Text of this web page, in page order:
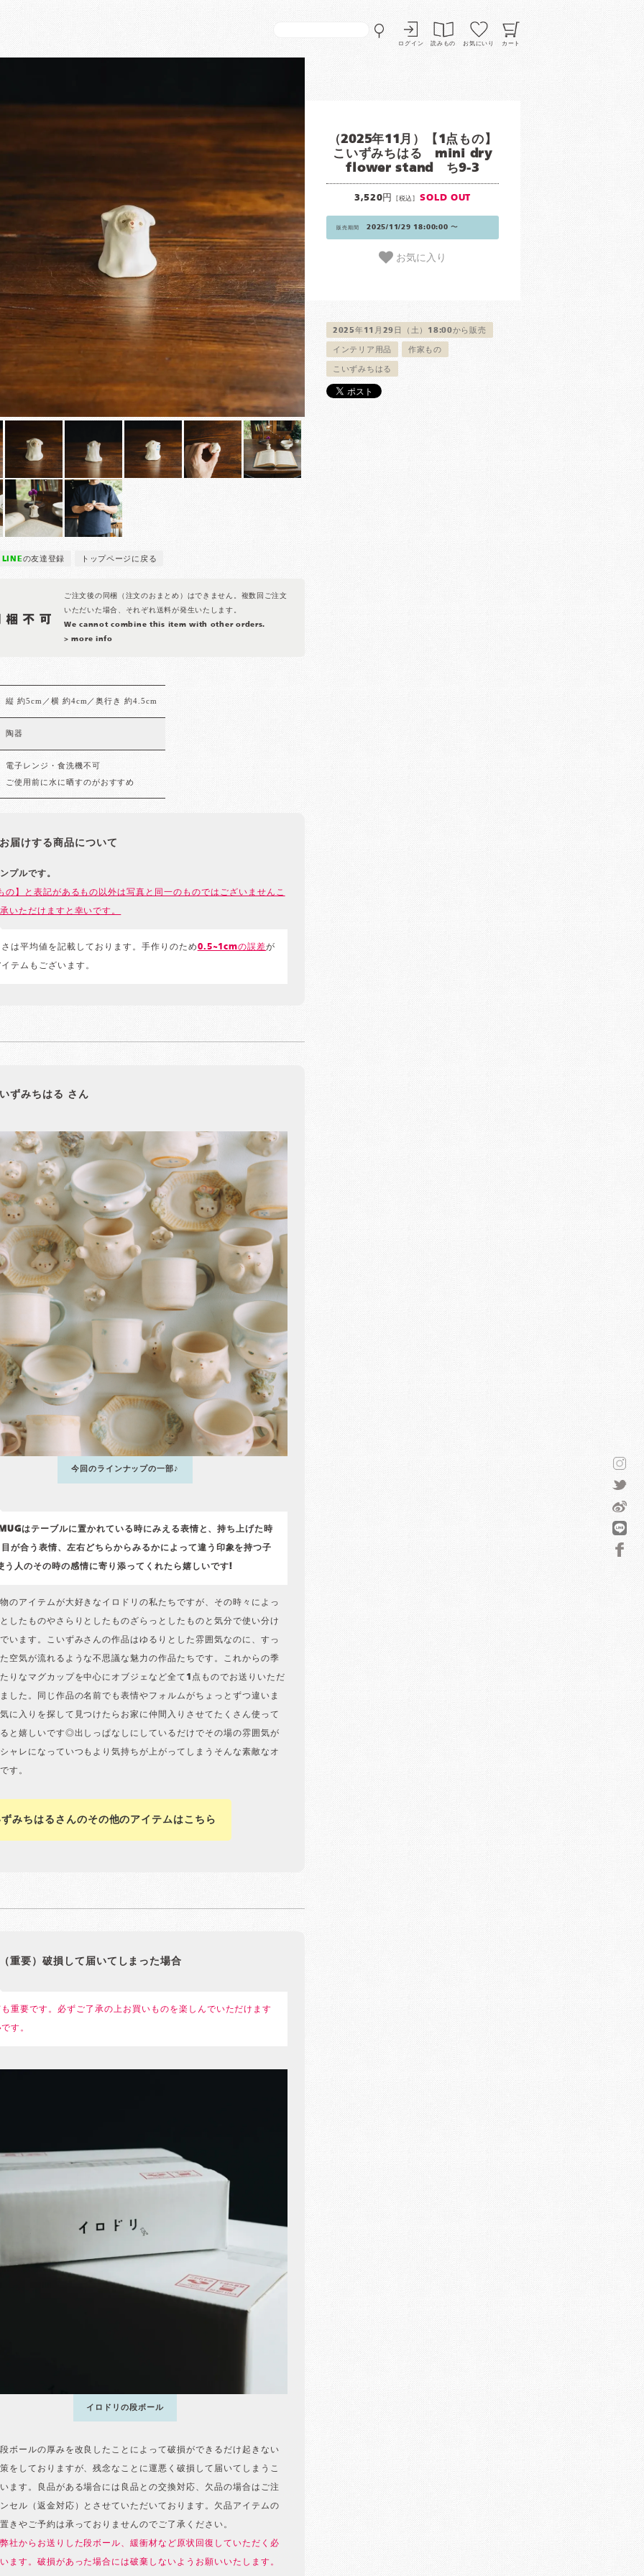
ログイン 読みもの お気にいり カート
LINEの友達登録 トップページに戻る
ご注文後の同梱（注文のおまとめ）はできません。複数回ご注文
いただいた場合、それぞれ送料が発生いたします。
We cannot combine this item with other orders.
> more info
（2025年11月）【1点もの】
こいずみちはる mini dry
flower stand ち9-3
3,520円 [税込] SOLD OUT
販売期間 2025/11/29 18:00:00 〜
お気に入り
2025年11月29日（土）18:00から販売
インテリア用品 作家もの
こいずみちはる
縦 約5cm／横 約4cm／奥行き 約4.5cm
陶器
電子レンジ・食洗機不可
ご使用前に水に晒すのがおすすめ
届けする商品について
プルです。
】と表記があるもの以外は写真と同一のものではございませんこ
いただけますと幸いです。
は平均値を記載しております。手作りのため0.5~1cmの誤差が
テムもございます。
ずみちはる さん
今回のラインナップの一部♪
はテーブルに置かれている時にみえる表情と、持ち上げた時
が合う表情、左右どちらからみるかによって違う印象を持つ子
う人のその時の感情に寄り添ってくれたら嬉しいです!
のアイテムが大好きなイロドリの私たちですが、その時々によっ
したものやさらりとしたものざらっとしたものと気分で使い分け
います。こいずみさんの作品はゆるりとした雰囲気なのに、すっ
空気が流れるような不思議な魅力の作品たちです。これからの季
りなマグカップを中心にオブジェなど全て1点ものでお送りいただ
した。同じ作品の名前でも表情やフォルムがちょっとずつ違いま
に入りを探して見つけたらお家に仲間入りさせてたくさん使って
と嬉しいです◎出しっぱなしにしているだけでその場の雰囲気が
ャレになっていつもより気持ちが上がってしまうそんな素敵なオ
す。
みちはるさんのその他のアイテムはこちら
重要）破損して届いてしまった場合
重要です。必ずご了承の上お買いものを楽しんでいただけます
す。
イロドリの段ボール
ボールの厚みを改良したことによって破損ができるだけ起きない
をしておりますが、残念なことに運悪く破損して届いてしまうこ
ます。良品がある場合には良品との交換対応、欠品の場合はご注
セル（返金対応）とさせていただいております。欠品アイテムの
きやご予約は承っておりませんのでご了承ください。
社からお送りした段ボール、緩衝材など原状回復していただく必
ます。破損があった場合には破棄しないようお願いいたします。